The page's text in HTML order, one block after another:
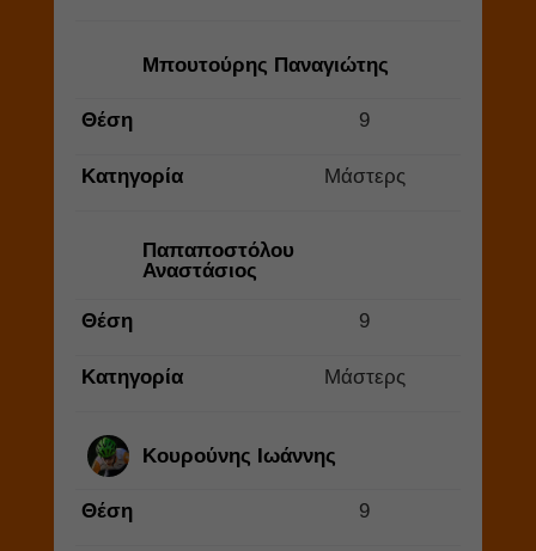
Μπουτούρης Παναγιώτης
Θέση 9
Κατηγορία Μάστερς
Παπαποστόλου
Αναστάσιος
Θέση 9
Κατηγορία Μάστερς
Κουρούνης Ιωάννης
Θέση 9